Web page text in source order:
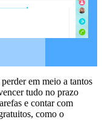
em meio a tantos
tudo no prazo
e contar com
como o